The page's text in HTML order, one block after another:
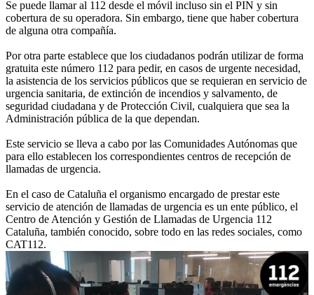
Se puede llamar al 112 desde el móvil incluso sin el PIN y sin
cobertura de su operadora. Sin embargo, tiene que haber cobertura
de alguna otra compañía.
Por otra parte establece que los ciudadanos podrán utilizar de forma
gratuita este número 112 para pedir, en casos de urgente necesidad,
la asistencia de los servicios públicos que se requieran en servicio de
urgencia sanitaria, de extinción de incendios y salvamento, de
seguridad ciudadana y de Protección Civil, cualquiera que sea la
Administración pública de la que dependan.
Este servicio se lleva a cabo por las Comunidades Autónomas que
para ello establecen los correspondientes centros de recepción de
llamadas de urgencia.
En el caso de Cataluña el organismo encargado de prestar este
servicio de atención de llamadas de urgencia es un ente público, el
Centro de Atención y Gestión de Llamadas de Urgencia 112
Cataluña, también conocido, sobre todo en las redes sociales, como
CAT112.